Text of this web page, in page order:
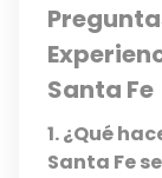
Santa Fe
1. ¿Qué
Santa Fe